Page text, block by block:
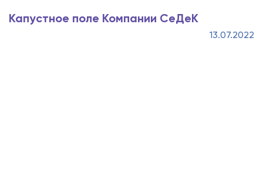
Капустное поле Компании СеДеК
13.07.2022